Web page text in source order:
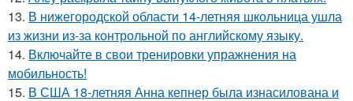
13. В нижегородской области 14-летняя школьница ушла
из жизни из-за контрольной по английскому языку.
14. Включайте в свои тренировки упражнения на
мобильность!
15. В США 18-летняя Анна кепнер была изнасилована и